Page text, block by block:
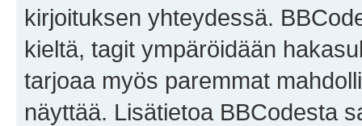
kirjoituksen yhteydessä.
kieltä, tagit ympäröidään
tarjoaa myös paremmat
näyttää. Lisätietoa BBCodesta